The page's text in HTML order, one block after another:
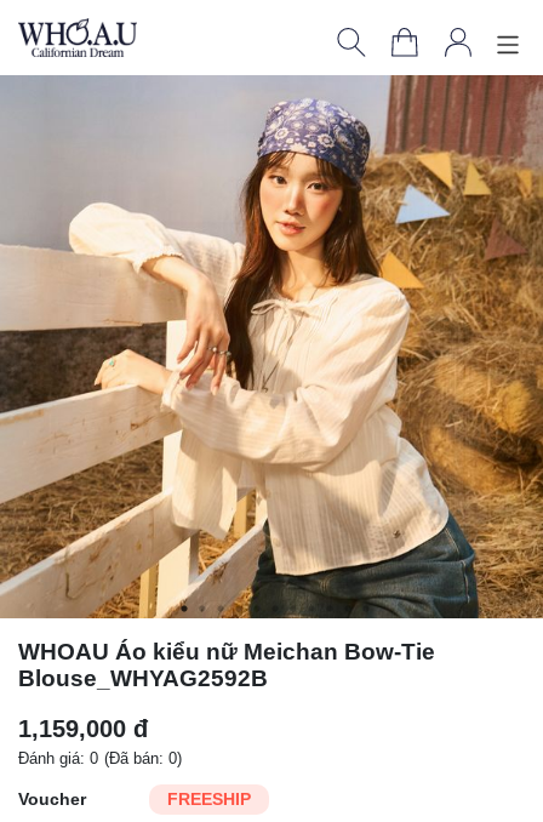
WHOAU Áo kiểu nữ Meichan Bow-Tie
Blouse_WHYAG2592B
1,159,000 đ
Đánh giá: 0 (Đã bán: 0)
Voucher FREESHIP